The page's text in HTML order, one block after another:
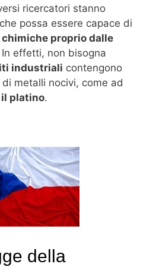
ricercatori stanno
possa essere capace di
proprio dalle
In effetti, non bisogna
industriali contengono
metalli nocivi, come ad
il platino.
della